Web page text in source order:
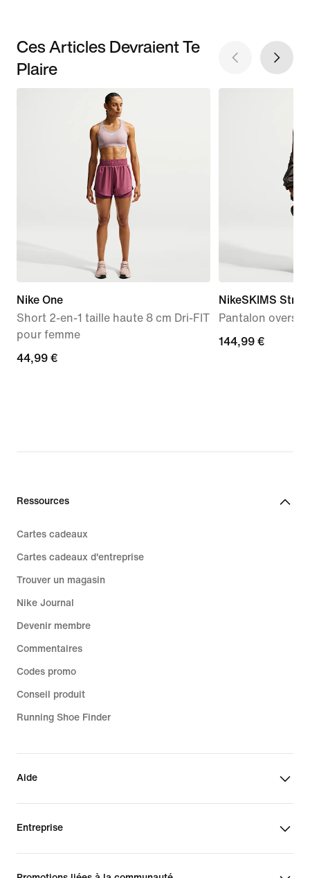
Ces Articles Devraient Te
Plaire
Nike One
Short 2-en-1 taille haute 8 cm Dri-FIT
pour femme
44,99 €
44,99 €
NikeSKIMS
Pantalon
144,99 €
144,99 €
Ressources
Cartes cadeaux
Cartes cadeaux d'entreprise
Trouver un magasin
Nike Journal
Devenir membre
Commentaires
Codes promo
Conseil produit
Running Shoe Finder
Aide
Entreprise